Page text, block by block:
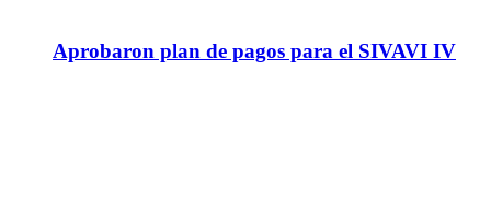
Aprobaron plan de pagos para el SIVAVI IV